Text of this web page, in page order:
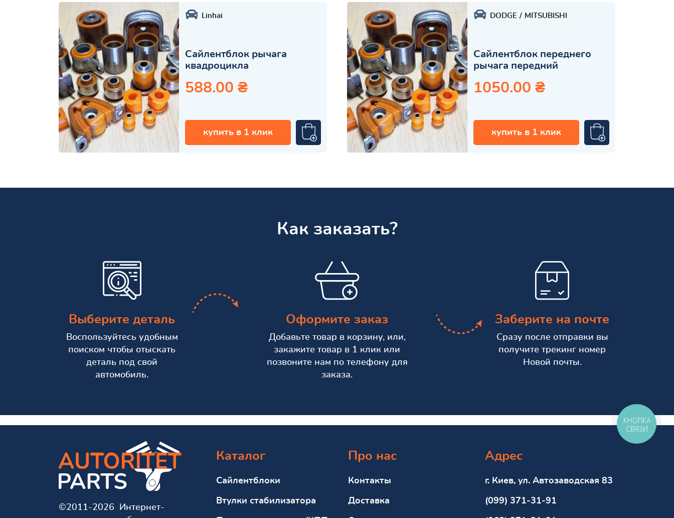
Linhai
Сайлентблок рычага
квадроцикла
588.00 ₴
купить в 1 клик
DODGE MITSUBISHI
Сайлентблок переднего
рычага передний
1050.00 ₴
купить в 1 клик
Как заказать?
Выберите деталь
Воспользуйтесь удобным
поиском чтобы отыскать
деталь под свой
автомобиль.
Оформите заказ
Добавьте товар в корзину, или,
закажите товар в 1 клик или
позвоните нам по телефону для
заказа.
Заберите на почте
Сразу после отправки вы
получите трекинг номер
Новой почты.
©2011-2026 Интернет-
Каталог
Сайлентблоки
Втулки стабилизатора
Про нас
Контакты
Доставка
Адрес
г. Киев, ул. Автозаводская 83
(099) 371-31-91
КНОПКА
СВЯЗИ